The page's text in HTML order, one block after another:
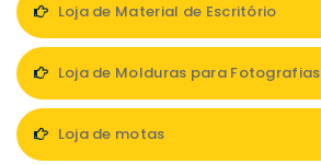
Loja de Material de Escritório
Loja de Molduras para Fotografias
Loja de motas